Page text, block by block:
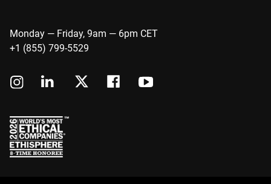
Monday — Friday, 9am — 6pm CET
+1 (855) 799-5529